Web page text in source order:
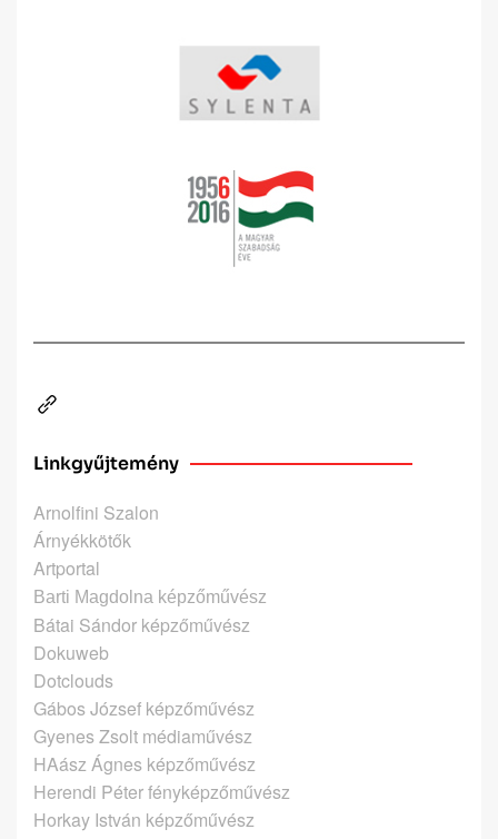
Linkgyűjtemény
Arnolfini Szalon
Árnyékkötők
Artportal
Barti Magdolna képzőművész
Bátai Sándor képzőművész
Dokuweb
Dotclouds
Gábos József képzőművész
Gyenes Zsolt médiaművész
HAász Ágnes képzőművész
Herendi Péter fényképzőművész
Horkay István képzőművész